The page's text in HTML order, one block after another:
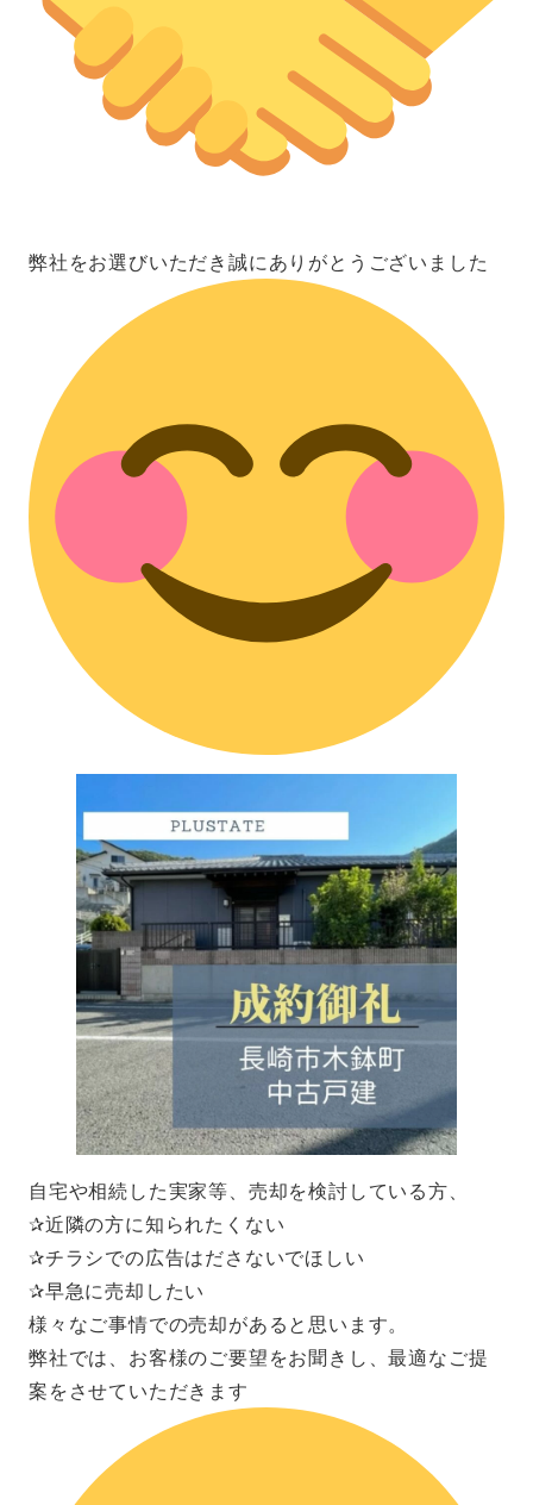
弊社をお選びいただき誠にありがとうございました
自宅や相続した実家等、売却を検討している方、
✰近隣の方に知られたくない
✰チラシでの広告はださないでほしい
✰早急に売却したい
様々なご事情での売却があると思います。
弊社では、お客様のご要望をお聞きし、最適なご提
案をさせていただきます